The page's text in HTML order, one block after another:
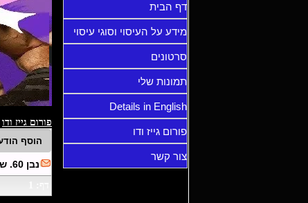
דף הבית
מידע על העיסוי וסוגי עיסוי
סרטונים
תמונות שלי
Details in English
פורום גייז ודו
צור קשר
פורום גייז ודו
נבן 60. שוי במפגש עם נשוי